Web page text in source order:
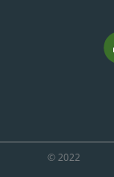
© 2022